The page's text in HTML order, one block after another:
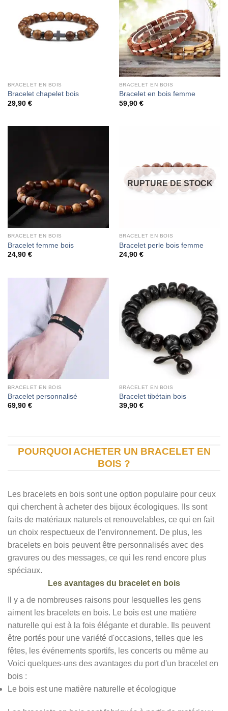
BRACELET EN BOIS
Bracelet chapelet bois
29,90 €
BRACELET EN BOIS
Bracelet en bois femme
59,90 €
BRACELET EN BOIS
Bracelet femme bois
24,90 €
RUPTURE DE STOCK
BRACELET EN BOIS
Bracelet perle bois femme
24,90 €
BRACELET EN BOIS
Bracelet personnalisé
69,90 €
BRACELET EN BOIS
Bracelet tibétain bois
39,90 €
POURQUOI ACHETER UN BRACELET EN
BOIS ?
Les bracelets en bois sont une option populaire pour ceux
qui cherchent à acheter des bijoux écologiques. Ils sont
faits de matériaux naturels et renouvelables, ce qui en fait
un choix respectueux de l'environnement. De plus, les
bracelets en bois peuvent être personnalisés avec des
gravures ou des messages, ce qui les rend encore plus
spéciaux.
Les avantages du bracelet en bois
Il y a de nombreuses raisons pour lesquelles les gens
aiment les bracelets en bois. Le bois est une matière
naturelle qui est à la fois élégante et durable. Ils peuvent
être portés pour une variété d'occasions, telles que les
fêtes, les événements sportifs, les concerts ou même au
Voici quelques-uns des avantages du port d'un bracelet en
bois :
Le bois est une matière naturelle et écologique